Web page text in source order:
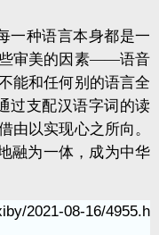
种语言本身都是一
些审美的因素——语音
能和任何别的语言全
过支配汉语字词的读
由以实现心之所向。
融为一体，成为中华
2021-08-16/4955.h